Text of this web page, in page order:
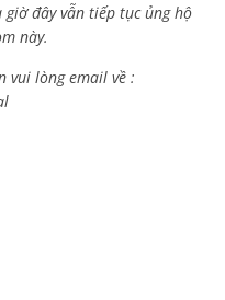
đây vẫn tiếp tục ủng hộ
này.
vui lòng email về :